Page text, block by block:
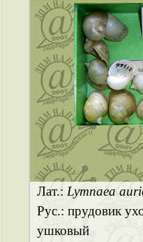
Лат.: Lymnaea
Рус.: прудовик
ушковый